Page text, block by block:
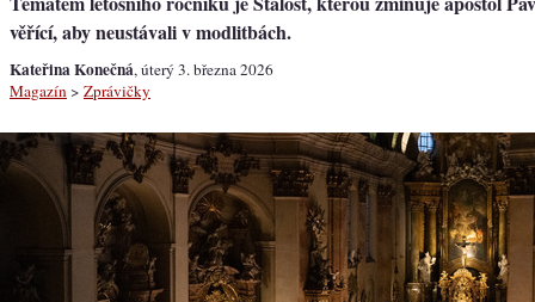
věřící, aby neustávali v modlitbách.
Kateřina Konečná, úterý 3. března 2026
Magazín > Zprávičky